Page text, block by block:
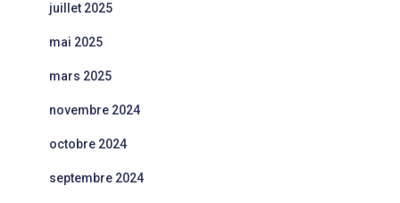
juillet 2025
mai 2025
mars 2025
novembre 2024
octobre 2024
septembre 2024